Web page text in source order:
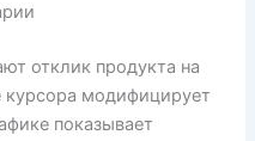
отклик продукта на
курсора модифицирует
показывает